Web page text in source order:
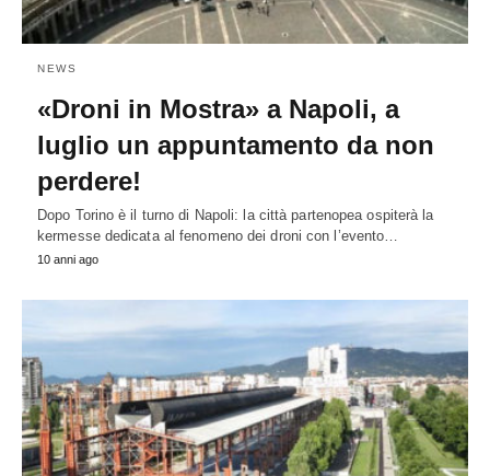
NEWS
«Droni in Mostra» a Napoli, a
luglio un appuntamento da non
perdere!
Dopo Torino è il turno di Napoli: la città partenopea ospiterà la
kermesse dedicata al fenomeno dei droni con l’evento…
10 anni ago